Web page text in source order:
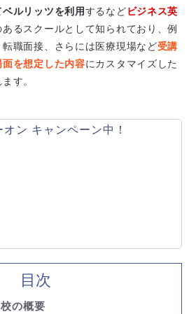
ルリッツを利用するなどビジネス英
るスクールとして知られており、例
職面接、さらには医療現場など受講
を想定した内容にカスタマイズした
す。
ン キャンペーン中！
目次
の概要